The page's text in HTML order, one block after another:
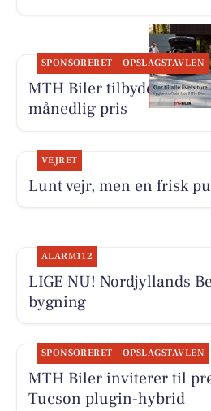
SPONSORERET OPSLAGSTAVLEN
MTH Biler tilbyder
månedlig pris
VEJRET
Lunt vejr, men en frisk
ALARM112
LIGE NU! Nordjyllands
bygning
SPONSORERET OPSLAGSTAVLEN
MTH Biler inviterer til
Tucson plugin-hybrid